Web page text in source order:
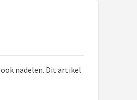
nadelen. Dit artikel